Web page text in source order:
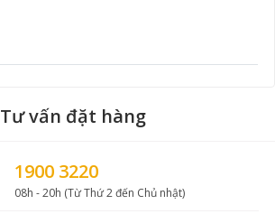
Tư vấn đặt hàng
1900 3220
08h - 20h (Từ Thứ 2 đến Chủ nhật)